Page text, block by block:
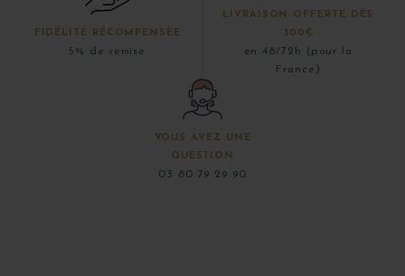
FIDÉLITÉ RÉCOMPENSÉE
5% de remise
LIVRAISON OFFERTE DÈS
300€
en 48/72h (pour la
France)
VOUS AVEZ UNE
QUESTION
03 80 79 29 90